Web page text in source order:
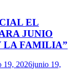
EL
JUNIO
LA FAMILIA”
19, 2026junio 19,